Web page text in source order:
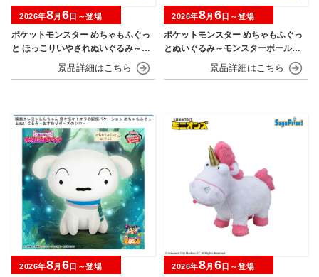
ポケットモンスター めちゃもふぐっ
と ほっこりいやされぬいぐるみ～カ
2026年8月 6日～登場
ポケットモンスター めちゃもふぐっ
とぬいぐるみ～モンスターボール・
スーパーボール・ハイパーボール・
マスターボール・プレミアボール～
2026年8月 6日～登場
2026年8月 6 日～登場 2026年8月 6 日～登場